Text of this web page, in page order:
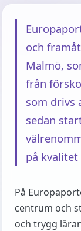
och
Malmö,
från
som drivs
sedan
på
På
centrum och
och trygg